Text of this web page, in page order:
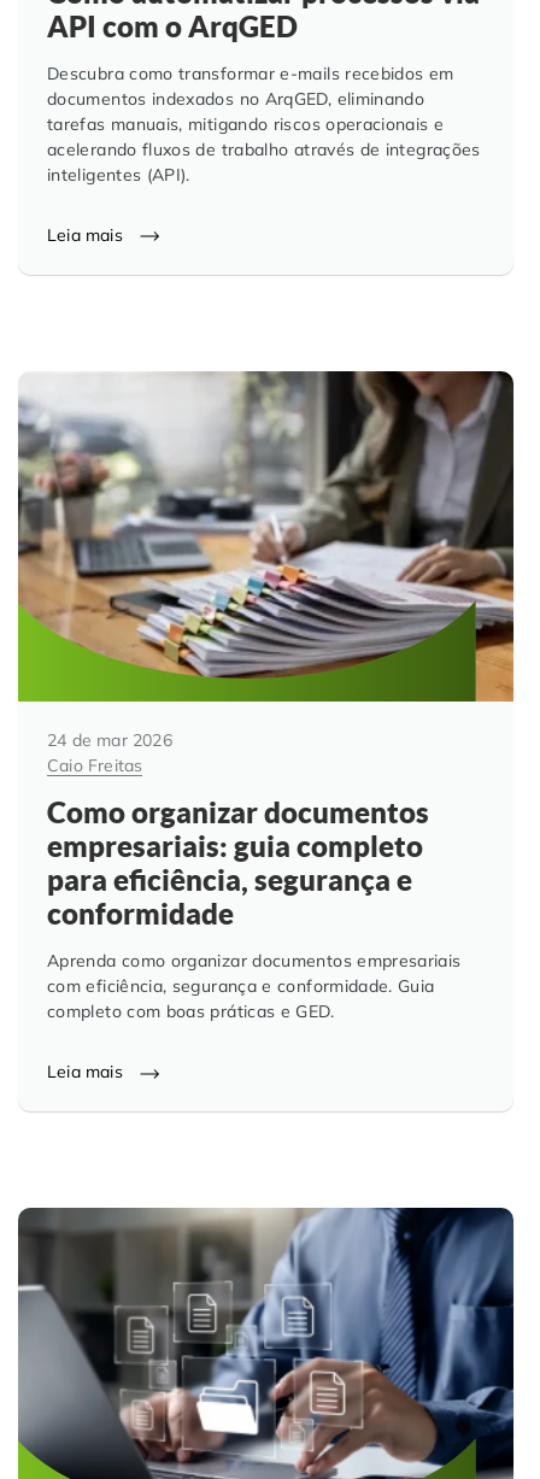
Controle e Organização de Documentos Físicos
Guarda de Documentos
Consultoria Documental
API com o ArqGED
Descubra como transformar e-mails recebidos em
documentos indexados no ArqGED, eliminando
tarefas manuais, mitigando riscos operacionais e
acelerando fluxos de trabalho através de integrações
inteligentes (API).
Leia mais
24 de mar 2026
Caio Freitas
Como organizar documentos
empresariais: guia completo
para eficiência, segurança e
conformidade
Aprenda como organizar documentos empresariais
com eficiência, segurança e conformidade. Guia
completo com boas práticas e GED.
Leia mais